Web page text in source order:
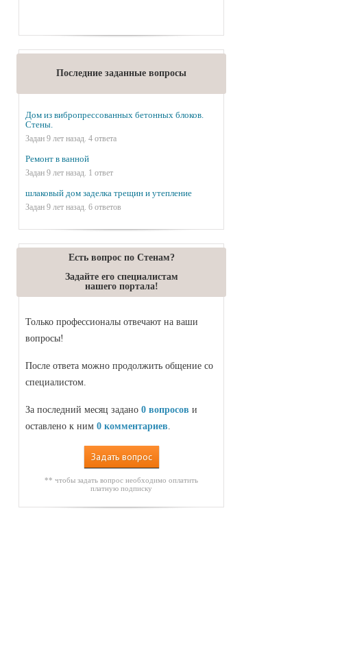
Последние заданные вопросы
Дом из вибропрессованных бетонных блоков.
Стены.
Задан 9 лет назад. 4 ответа
Ремонт в ванной
Задан 9 лет назад. 1 ответ
шлаковый дом заделка трещин и утепление
Задан 9 лет назад. 6 ответов
Есть вопрос по Стенам?
Задайте его специалистам
нашего портала!
Только профессионалы отвечают на ваши
вопросы!
После ответа можно продолжить общение со
специалистом.
За последний месяц задано 0 вопросов и
оставлено к ним 0 комментариев
Задать вопрос
** чтобы задать вопрос необходимо оплатить
платную подписку